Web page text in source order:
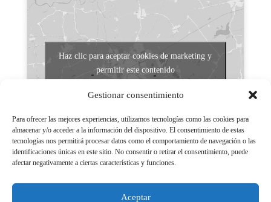
Gestionar consentimiento
Para ofrecer las mejores experiencias, utilizamos tecnologías como las cookies para
almacenar y/o acceder a la información del dispositivo. El consentimiento de estas
tecnologías nos permitirá procesar datos como el comportamiento de navegación o las
identificaciones únicas en este sitio. No consentir o retirar el consentimiento, puede
afectar negativamente a ciertas características y funciones.
Aceptar
Haz clic para aceptar cookies de marketing y
permitir este contenido
Aviso legal